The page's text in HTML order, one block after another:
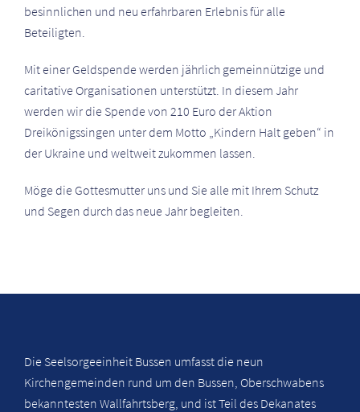
besinnlichen und neu erfahrbaren Erlebnis für alle
Beteiligten.
Mit einer Geldspende werden jährlich gemeinnützige und
caritative Organisationen unterstützt. In diesem Jahr
werden wir die Spende von 210 Euro der Aktion
Dreikönigssingen unter dem Motto „Kindern Halt geben“ in
der Ukraine und weltweit zukommen lassen.
Möge die Gottesmutter uns und Sie alle mit Ihrem Schutz
und Segen durch das neue Jahr begleiten.
Die Seelsorgeeinheit Bussen umfasst die neun
Kirchengemeinden rund um den Bussen, Oberschwabens
bekanntesten Wallfahrtsberg, und ist Teil des Dekanates